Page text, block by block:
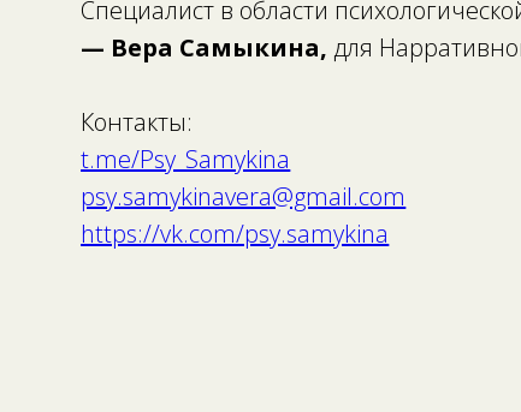
Специалист в области
— Вера Самыкина, для
Контакты:
t.me/Psy_Samykina
psy.samykinavera@gmail.com
https://vk.com/psy.samykina